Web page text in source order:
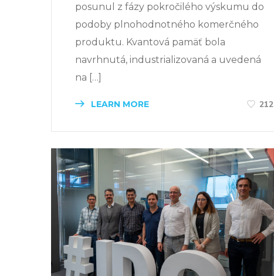
posunul z fázy pokročilého výskumu do
podoby plnohodnotného komerčného
produktu. Kvantová pamäť bola
navrhnutá, industrializovaná a uvedená
na […]
LEARN MORE 212